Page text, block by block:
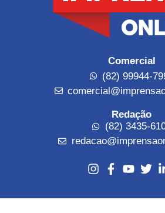
Comercial
(82) 99944-
Redação
(82) 3435-